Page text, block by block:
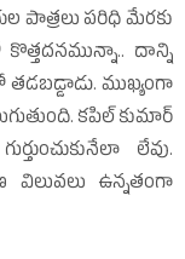
పాత్రలు పరిధి మేరకు
కొత్తదనమున్నా.. దాన్ని
తడబడ్డాడు. ముఖ్యంగా
కపిల్‌ కుమార్‌
లేవు.
విలువలు ఉన్నతంగా